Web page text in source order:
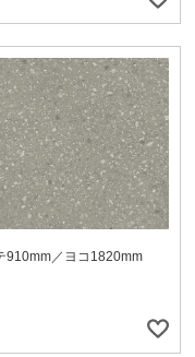
910mm／ヨコ1820mm